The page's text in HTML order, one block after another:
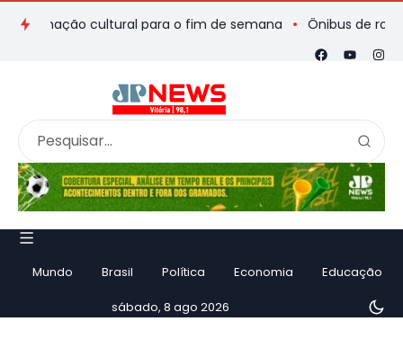
cultural para o fim de semana Ônibus de romeiros
Mundo Brasil Política Economia Educação
sábado, 8 ago 2026